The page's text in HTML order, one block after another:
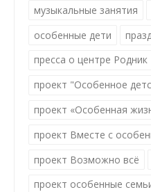
музыкальные занятия
особенные дети
пресса о центре Родник
проект "Особенное
проект «Особенная
проект Вместе с
проект Возможно всё
проект особенные